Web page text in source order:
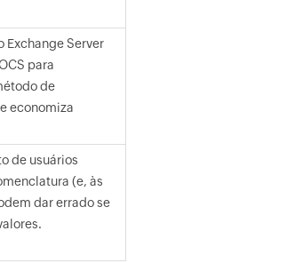
Exchange Server
para
de
economiza
de usuários
(e, às
dar errado se